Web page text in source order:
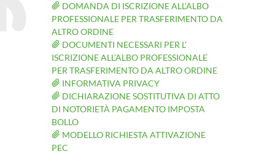
DOMANDA DI ISCRIZIONE ALL’ALBO
PROFESSIONALE PER TRASFERIMENTO DA
ALTRO ORDINE
DOCUMENTI NECESSARI PER L’
ISCRIZIONE ALL’ALBO PROFESSIONALE
PER TRASFERIMENTO DA ALTRO ORDINE
INFORMATIVA PRIVACY
DICHIARAZIONE SOSTITUTIVA DI ATTO
DI NOTORIETÀ PAGAMENTO IMPOSTA
BOLLO
MODELLO RICHIESTA ATTIVAZIONE
PEC